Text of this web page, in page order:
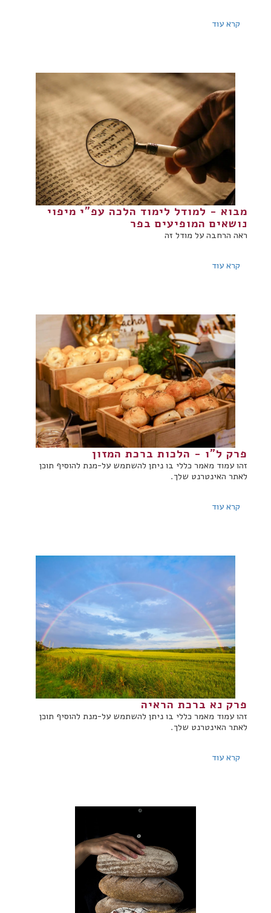
קרא עוד
מבוא - למודל לימוד הלכה עפ"י מיפוי
נושאים המופיעים בפר
ראה הרחבה על מודל זה
קרא עוד
פרק ל"ו - הלכות ברכת המזון
זהו עמוד מאמר כללי בו ניתן להשתמש על-מנת להוסיף תוכן
לאתר האינטרנט שלך.
קרא עוד
פרק נא ברכת הראיה
זהו עמוד מאמר כללי בו ניתן להשתמש על-מנת להוסיף תוכן
לאתר האינטרנט שלך.
קרא עוד